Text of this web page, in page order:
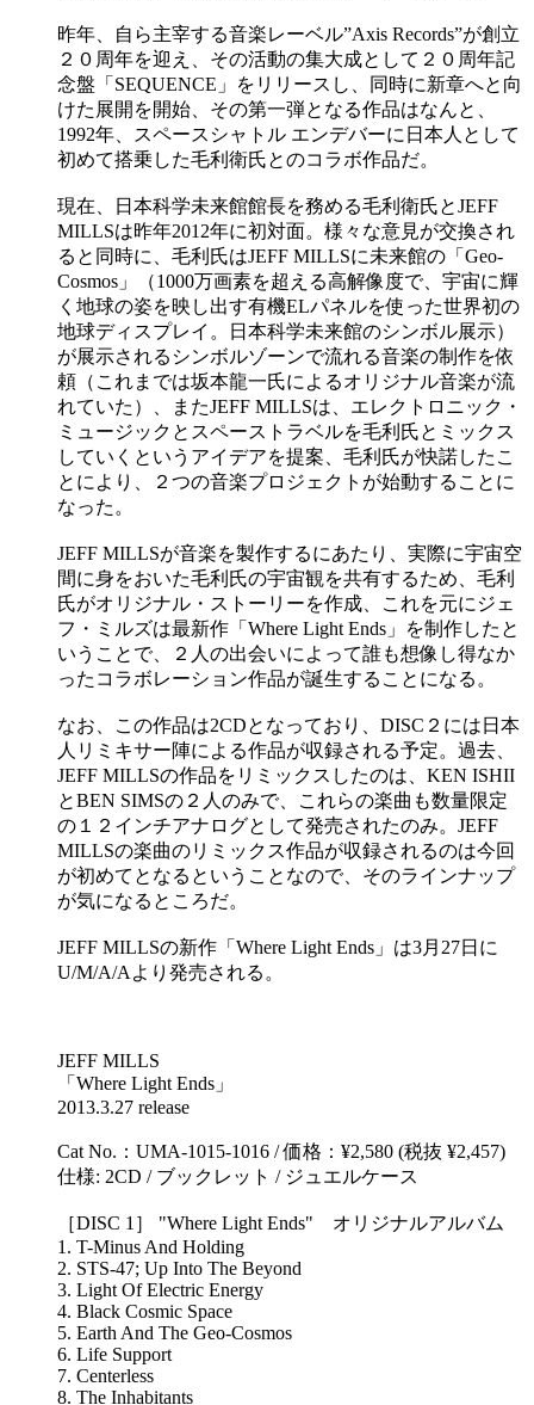
昨年、自ら主宰する音楽レーベル”Axis Records”が創立
２０周年を迎え、その活動の集大成として２０周年記
念盤「SEQUENCE」をリリースし、同時に新章へと向
けた展開を開始、その第一弾となる作品はなんと、
1992年、スペースシャトル エンデバーに日本人として
初めて搭乗した毛利衛氏とのコラボ作品だ。
現在、日本科学未来館館長を務める毛利衛氏とJEFF
MILLSは昨年2012年に初対面。様々な意見が交換され
ると同時に、毛利氏はJEFF MILLSに未来館の「Geo-
Cosmos」（1000万画素を超える高解像度で、宇宙に輝
く地球の姿を映し出す有機ELパネルを使った世界初の
地球ディスプレイ。日本科学未来館のシンボル展示）
が展示されるシンボルゾーンで流れる音楽の制作を依
頼（これまでは坂本龍一氏によるオリジナル音楽が流
れていた）、またJEFF MILLSは、エレクトロニック・
ミュージックとスペーストラベルを毛利氏とミックス
していくというアイデアを提案、毛利氏が快諾したこ
とにより、２つの音楽プロジェクトが始動することに
なった。
JEFF MILLSが音楽を製作するにあたり、実際に宇宙空
間に身をおいた毛利氏の宇宙観を共有するため、毛利
氏がオリジナル・ストーリーを作成、これを元にジェ
フ・ミルズは最新作「Where Light Ends」を制作したと
いうことで、２人の出会いによって誰も想像し得なか
ったコラボレーション作品が誕生することになる。
なお、この作品は2CDとなっており、DISC２には日本
人リミキサー陣による作品が収録される予定。過去、
JEFF MILLSの作品をリミックスしたのは、KEN ISHII
とBEN SIMSの２人のみで、これらの楽曲も数量限定
の１２インチアナログとして発売されたのみ。JEFF
MILLSの楽曲のリミックス作品が収録されるのは今回
が初めてとなるということなので、そのラインナップ
が気になるところだ。
JEFF MILLSの新作「Where Light Ends」は3月27日に
U/M/A/Aより発売される。
JEFF MILLS
「Where Light Ends」
2013.3.27 release
Cat No.：UMA-1015-1016 / 価格：¥2,580 (税抜 ¥2,457)
仕様: 2CD / ブックレット / ジュエルケース
［DISC 1］ "Where Light Ends" オリジナルアルバム
1. T-Minus And Holding
2. STS-47; Up Into The Beyond
3. Light Of Electric Energy
4. Black Cosmic Space
5. Earth And The Geo-Cosmos
6. Life Support
7. Centerless
8. The Inhabitants